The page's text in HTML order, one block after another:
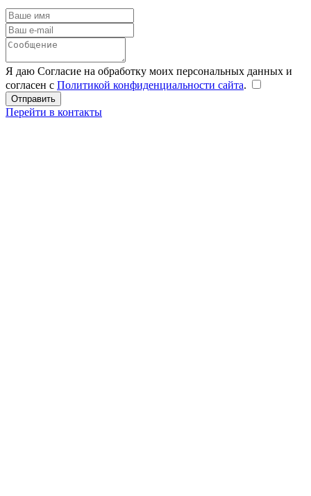
Я даю Согласие на обработку моих персональных данных и
согласен с Политикой конфиденциальности сайта.
Перейти в контакты